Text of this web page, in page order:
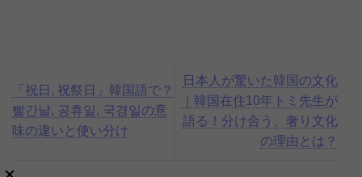
「祝日, 祝祭日」韓国語で？
빨간날, 공휴일, 국경일の意
味の違いと使い分け
日本人が驚いた韓国の文化
｜韓国在住10年トミ先生が
語る！分け合う、奢り文化
の理由とは？